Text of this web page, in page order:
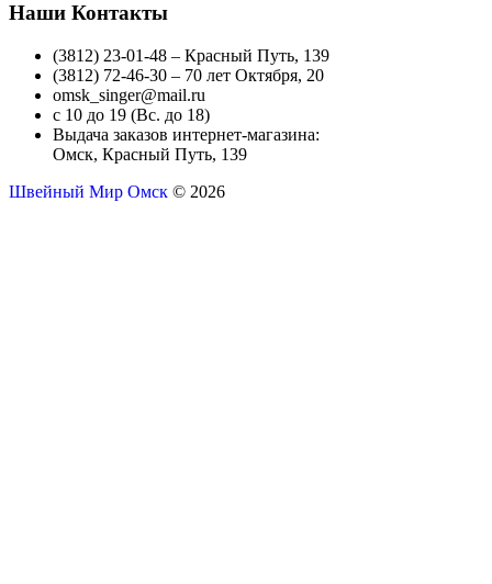
Наши Контакты
(3812) 23-01-48 – Красный Путь, 139
(3812) 72-46-30 – 70 лет Октября, 20
omsk_singer@mail.ru
с 10 до 19 (Вс. до 18)
Выдача заказов интернет-магазина:
Омск, Красный Путь, 139
Швейный Мир Омск © 2026